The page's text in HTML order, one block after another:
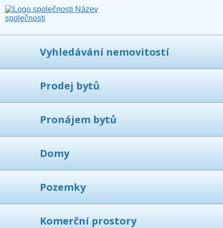
Vyhledávání nemovitostí
Prodej bytů
Pronájem bytů
Domy
Pozemky
Komerční prostory